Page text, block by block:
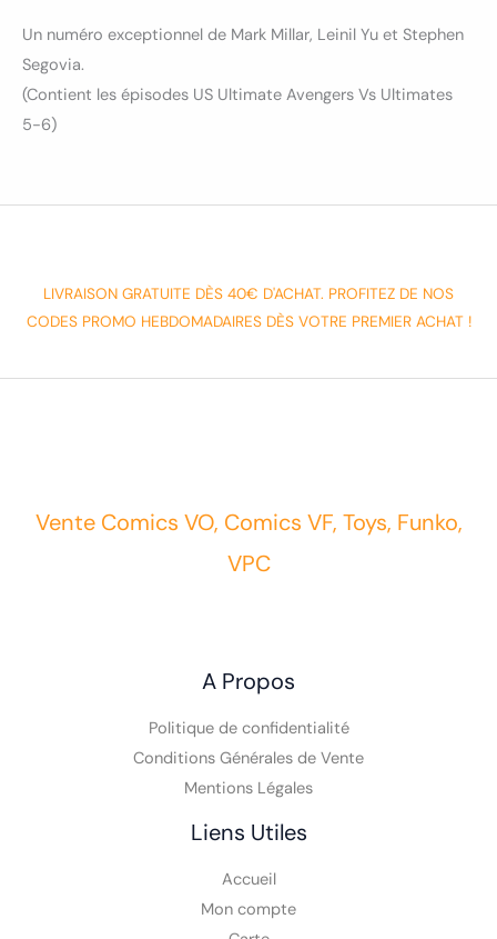
Un numéro exceptionnel de Mark Millar, Leinil Yu et Stephen
Segovia.
(Contient les épisodes US Ultimate Avengers Vs Ultimates
5-6)
LIVRAISON GRATUITE DÈS 40€ D'ACHAT. PROFITEZ DE NOS
CODES PROMO HEBDOMADAIRES DÈS VOTRE PREMIER ACHAT !
Vente Comics VO, Comics VF, Toys, Funko,
VPC
A Propos
Politique de confidentialité
Conditions Générales de Vente
Mentions Légales
Liens Utiles
Accueil
Mon compte